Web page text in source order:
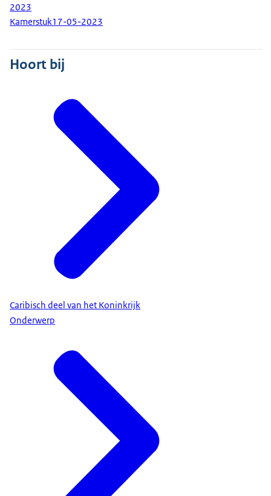
2023
Kamerstuk17-05-2023
Hoort bij
Caribisch deel van het Koninkrijk
Onderwerp